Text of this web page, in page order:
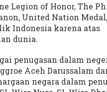
Legion of Honor, The
United Nation
Indonesia karena atas
dunia.
penugasan dalam
Aceh Darussalam
negara dalam